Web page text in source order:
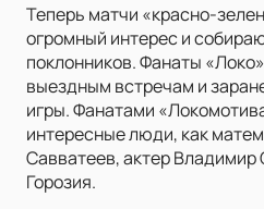
Теперь матчи «красно-
огромный интерес и
поклонников. Фанаты
выездным встречам и
игры. Фанатами
интересные люди, как
Савватеев, актер Владимир
Горозия.